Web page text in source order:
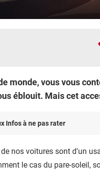
monde, vous vous
éblouit. Mais cet
Infos à ne pas rater
nos voitures sont d'un
le cas du pare-soleil,